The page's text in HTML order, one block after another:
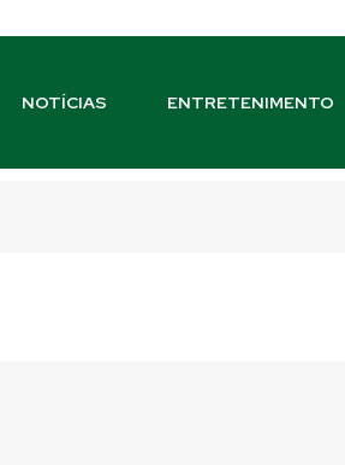
NOTÍCIAS ENTRETENIMENTO